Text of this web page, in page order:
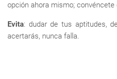
opción ahora mismo;
Evita: dudar de tus aptitudes,
acertarás, nunca falla.